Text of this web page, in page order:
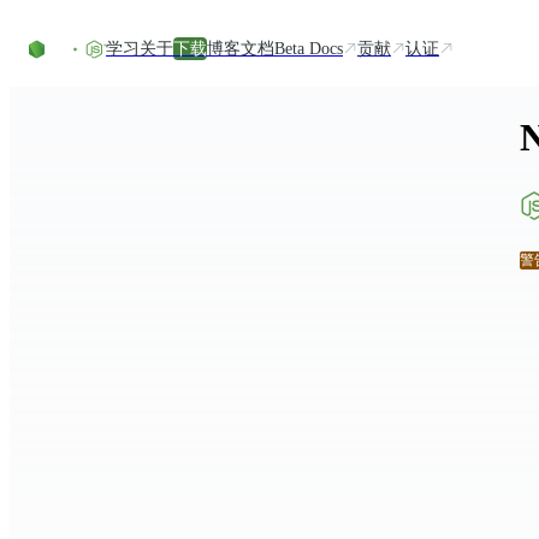
学习 关于下载博客文档Beta Docs 贡献 认证
警